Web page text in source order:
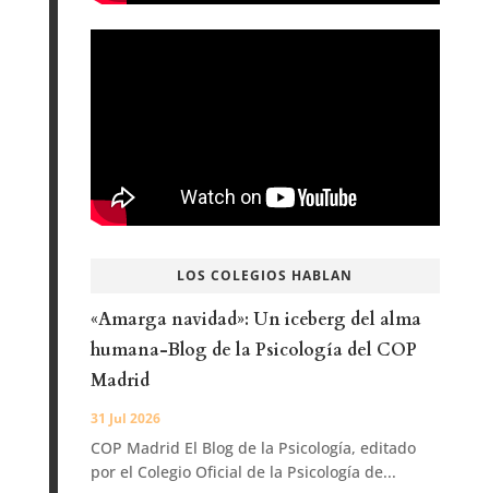
LOS COLEGIOS HABLAN
«Amarga navidad»: Un iceberg del alma
humana-Blog de la Psicología del COP
Madrid
31 Jul 2026
COP Madrid El Blog de la Psicología, editado
por el Colegio Oficial de la Psicología de...